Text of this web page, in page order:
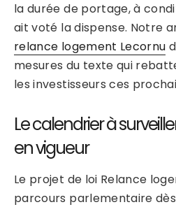
la durée de portage, à
ait voté la dispense. Notre
relance logement Lecornu
mesures du texte qui
les investisseurs ces
Le calendrier à
en vigueur
Le projet de loi Relance
parcours parlementaire